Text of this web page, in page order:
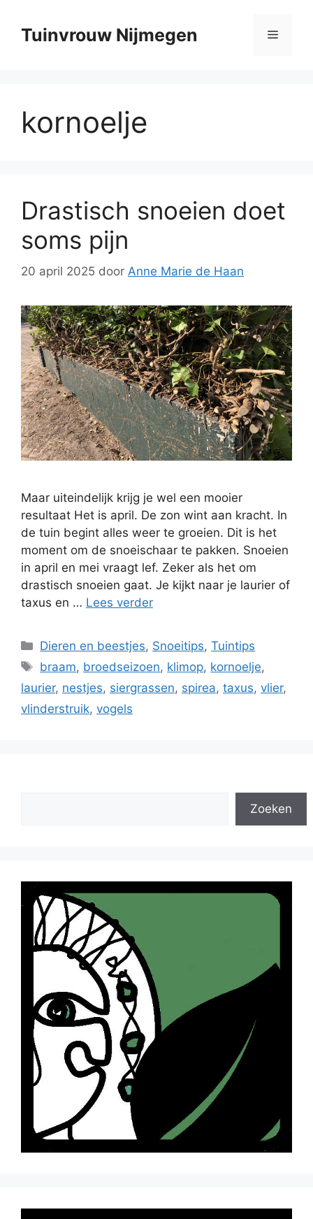
naarTuinvrouw Nijmegen Menu
kornoelje
Drastisch snoeien doet
soms pijn
20 april 2025 door Anne Marie de Haan
Maar uiteindelijk krijg je wel een mooier
resultaat Het is april. De zon wint aan kracht. In
de tuin begint alles weer te groeien. Dit is het
moment om de snoeischaar te pakken. Snoeien
in april en mei vraagt lef. Zeker als het om
drastisch snoeien gaat. Je kijkt naar je laurier of
taxus en … Lees verder
Categorieën
Dieren en beestjes, Snoeitips,Tuintips
Tags
braam, broedseizoen, klimop, kornoelje,
laurier, nestjes, siergrassen, spirea, taxus, vlier,
vlinderstruik, vogels
Zoeken